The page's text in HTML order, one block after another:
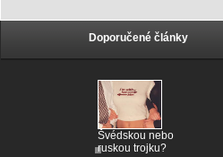
Doporučené články
Švédskou nebo
ruskou trojku?